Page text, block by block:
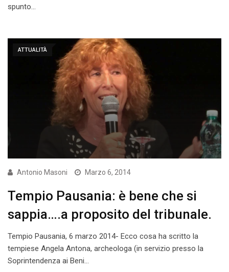
spunto…
ATTUALITÀ
Antonio Masoni Marzo 6, 2014
Tempio Pausania: è bene che si
sappia….a proposito del tribunale.
Tempio Pausania, 6 marzo 2014- Ecco cosa ha scritto la
tempiese Angela Antona, archeologa (in servizio presso la
Soprintendenza ai Beni…